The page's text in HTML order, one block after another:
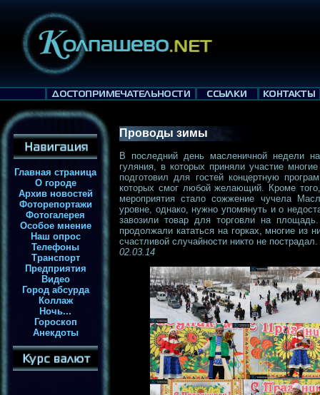
Главная страница
О городе
Архив новостей
Фоторепортажи
Фотогалерея
Особое мнение
Наш опрос
Телефоны
Транспорт
Предприятия
Видео
Город абсурда
Коллаж
Ночь...
Гороскоп
Анекдоты
Проводы зимы
В последний день масленичной недели
гуляния, в которых приняли участие
подготовил для гостей концертную
которых смог любой желающий. Кроме
мероприятия стало сожжение чучела
уровне, однако, нужно упомянуть и о
завозили товар для торговли на
продолжали кататься на горках, многие из
счастливой случайности никто не пострадал.
02.03.14